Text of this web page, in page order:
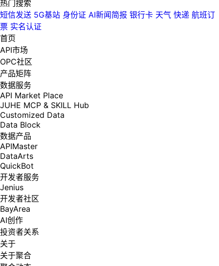
热门搜索
短信发送 5G基站 身份证 AI新闻简报 银行卡 天气 快递 航班订
票 实名认证
首页
API市场
OPC社区
产品矩阵
数据服务
API Market Place
JUHE MCP & SKILL Hub
Customized Data
Data Block
数据产品
APIMaster
DataArts
QuickBot
开发者服务
Jenius
开发者社区
BayArea
AI创作
投资者关系
关于
关于聚合